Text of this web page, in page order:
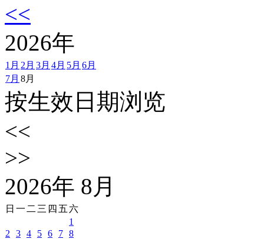
<<
2026年
1月 2月 3月 4月 5月 6月
7月 8月
按生效日期浏览
<<
>>
2026年 8 月
日 一 二 三 四 五 六
1
2
3 4 5 6 7 8